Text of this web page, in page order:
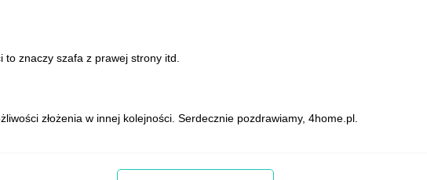
znaczy szafa z prawej strony itd.
złożenia w innej kolejności. Serdecznie pozdrawiamy, 4home.pl.